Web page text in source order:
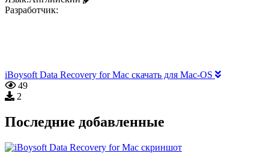
Разработчик:
iBoysoft Data Recovery for Mac скачать для Mac-OS
49
2
Последние добавленные